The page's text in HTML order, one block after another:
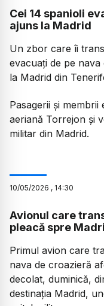
Cei 14 spanioli
ajuns la Madrid
Un zbor care îi
evacuați de pe
la Madrid din
Pasagerii și
aeriană Torrejon și
militar din Madrid.
10/05/2026 , 14:30
Avionul care
pleacă spre
Primul avion care
nava de croazieră
decolat, duminică,
destinația Madrid,